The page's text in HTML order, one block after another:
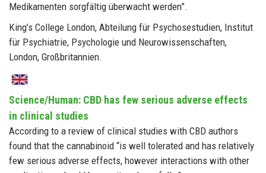
Medikamenten sorgfältig überwacht werden”.
King’s College London, Abteilung für Psychosestudien, Institut
für Psychiatrie, Psychologie und Neurowissenschaften,
London, Großbritannien.
Science/Human: CBD has few serious adverse effects
in clinical studies
According to a review of clinical studies with CBD authors
found that the cannabinoid “is well tolerated and has relatively
few serious adverse effects, however interactions with other